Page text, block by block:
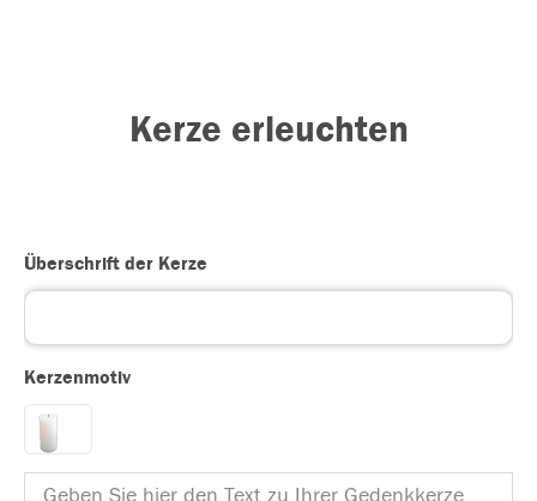
Kerze erleuchten
Überschrift der Kerze
Kerzenmotiv